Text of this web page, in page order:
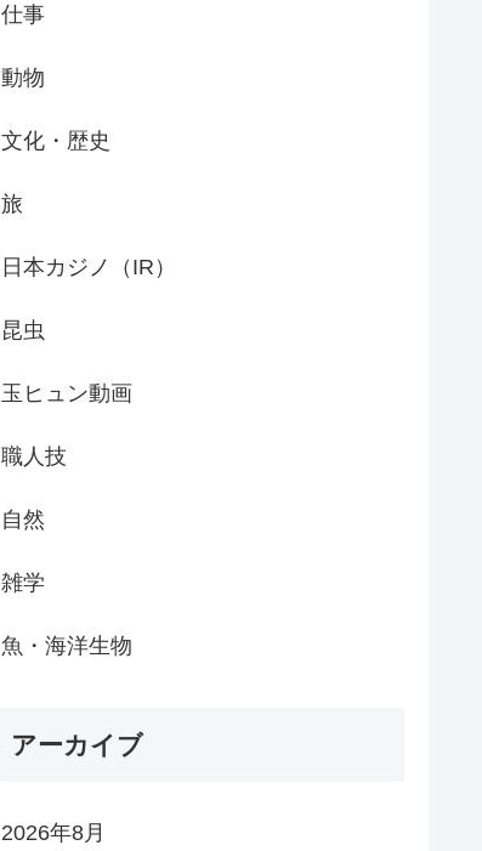
仕事
動物
文化・歴史
旅
日本カジノ（IR）
昆虫
玉ヒュン動画
職人技
自然
雑学
魚・海洋生物
アーカイブ
2026年8月